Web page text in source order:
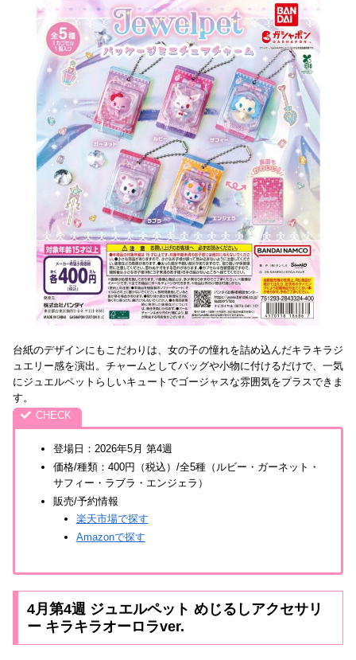
台紙のデザインにもこだわりは、女の子の憧れを詰め込んだキラキラジ
ュエリー感を演出。チャームとしてバッグや小物に付けるだけで、一気
にジュエルペットらしいキュートでゴージャスな雰囲気をプラスできま
す。
登場日：2026年5月 第4週
価格/種類：400円（税込）/全5種（ルビー・ガーネット・
サフィー・ラブラ・エンジェラ）
販売/予約情報
楽天市場で探す
Amazonで探す
4月第4週 ジュエルペット めじるしアクセサリ
ー キラキラオーロラver.